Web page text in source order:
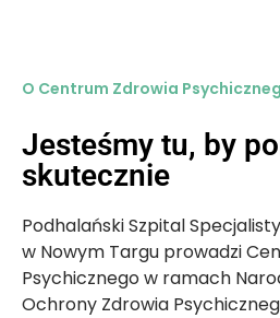
O Centrum Zdrowia
Jesteśmy tu, by
skutecznie
Podhalański Szpital
w Nowym Targu prowadzi
Psychicznego w ramach
Ochrony Zdrowia